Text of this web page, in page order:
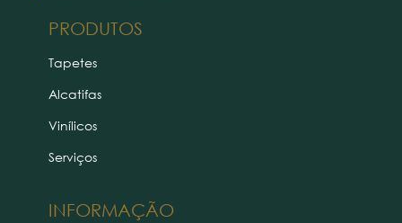
PRODUTOS
INFORMAÇÃO
Tapetes
Alcatifas
Vinílicos
Serviços